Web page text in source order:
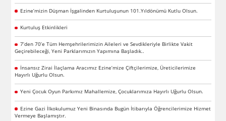
Ezine’mizin Düşman İşgalinden Kurtuluşunun 101.Yıldönümü Kutlu Olsun.
Kurtuluş Etkinlikleri
7’den 70’e Tüm Hemşehrilerimizin Aileleri ve Sevdikleriyle Birlikte Vakit
Geçirebileceği, Yeni Parklarımızın Yapımına Başladık..
İnsansız Zirai İlaçlama Aracımız Ezine’mize Çiftçilerimize, Üreticilerimize
Hayırlı Uğurlu Olsun.
Yeni Çocuk Oyun Parkımız Mahallemize, Çocuklarımıza Hayırlı Uğurlu Olsun.
Ezine Gazi İlkokulumuz Yeni Binasında Bugün İtibarıyla Öğrencilerimize Hizmet
Vermeye Başlamıştır.